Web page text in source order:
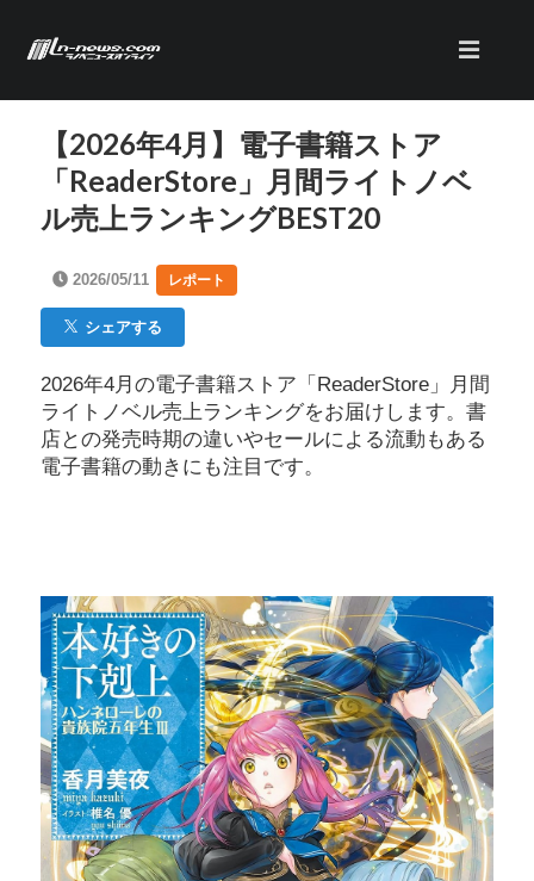
【2026年4月】電子書籍ストア
「ReaderStore」月間ライトノベ
ル売上ランキングBEST20
2026/05/11 レポート
シェアする
2026年4月の電子書籍ストア「ReaderStore」月間
ライトノベル売上ランキングをお届けします。書
店との発売時期の違いやセールによる流動もある
電子書籍の動きにも注目です。